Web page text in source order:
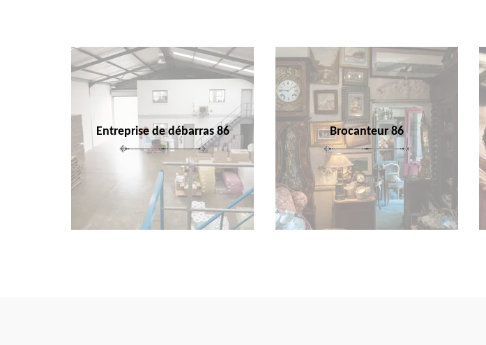
Entreprise de débarras 86 Brocanteur 86